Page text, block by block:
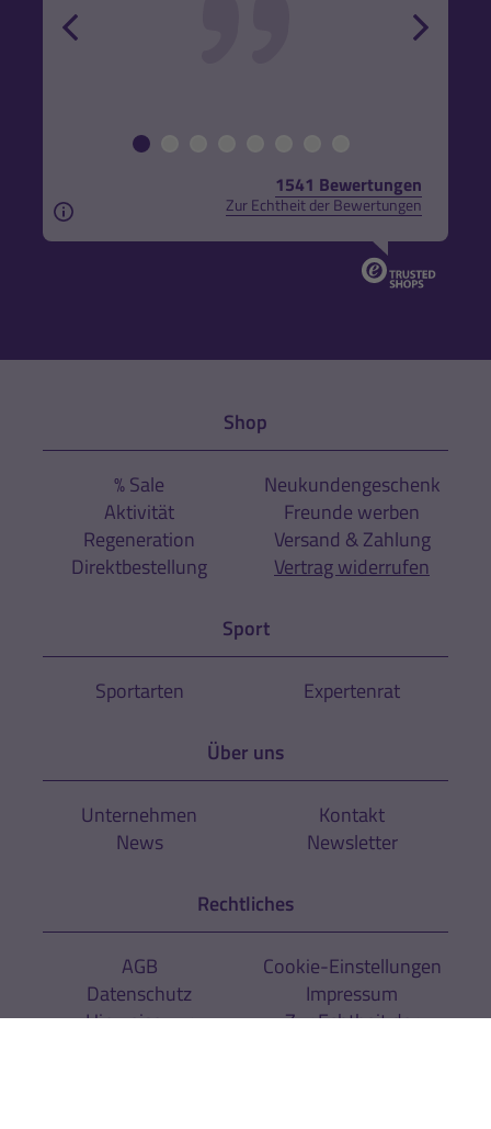
1541 Bewertungen
Zur Echtheit der Bewertungen
Aus rechtlichen Gründen weisen wir darauf hin,
Shop
% Sale
Aktivität
Regeneration
Direktbestellung
Neukundengeschenk
Freunde werben
Versand & Zahlung
Vertrag widerrufen
Sport
Sportarten Expertenrat
Über uns
Unternehmen
News
Kontakt
Newsletter
Rechtliches
AGB
Datenschutz
Hinweise zur
Cookie-Einstellungen
Impressum
Zur Echtheit der